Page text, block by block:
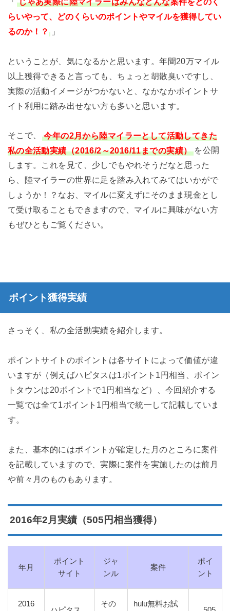
らいやって、どのくらいのポイントやマイルを獲得してい
るのか！？
」
ということが、気になるかと思います。年間20万マイル
以上獲得できると言っても、ちょっと胡散臭いですし、
実際の活動イメージがつかないと、なかなかポイントサ
イト利用に踏み出せない方も多いと思います。
そこで、
今年の2月から陸マイラーとして活動してきた
私の全活動実績（2016/2～2016/11までの実績） を公開
します。これを見て、少しでもやれそうだなと思った
ら、陸マイラーの世界に足を踏み入れてみてはいかがで
しょうか！？なお、マイルに変えずにそのまま現金とし
て受け取ることもできますので、マイルに興味がない方
もぜひともご覧ください。
ポイント獲得実績
さっそく、私の全活動実績を紹介します。
ポイントサイトのポイントは各サイトによって価値が違
いますが（例えばハピタスは1ポイント1円相当、ポイン
トタウンは20ポイントで1円相当など）、今回紹介する
一覧では全て1ポイント1円相当で統一して記載していま
す。
また、基本的にはポイントが確定した月のところに案件
を記載していますので、実際に案件を実施したのは前月
や前々月のものもあります。
2016年2月実績（505円相当獲得）
年月
ポイント
サイト
ジャ
ンル
案件
ポイ
ント
2016
その
hulu無料お試